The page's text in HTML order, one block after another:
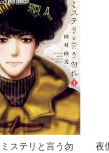
ミステリと言う勿
夜